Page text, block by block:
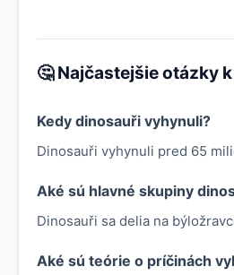
🤔 Najčastejšie otázky
Kedy dinosauři vyhynuli?
Dinosauři vyhynuli pred 65
Aké sú hlavné skupiny
Dinosauři sa delia na
Aké sú teórie o príčinách